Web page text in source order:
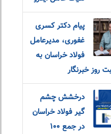
پیام دکتر کسری
غفوری، مدیرعامل
فولاد خراسان به
روز خبرنگار
درخشش چشم
گیر فولاد خراسان
در جمع ۱۰۰